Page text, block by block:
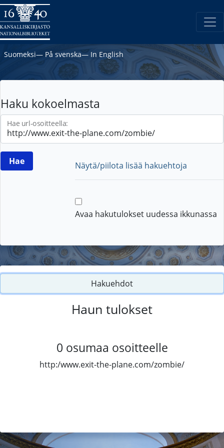
Suomeksi― På svenska― In English
Haku kokoelmasta
Hae url-osoitteella:
Näytä/piilota lisää hakuehtoja
Avaa hakutulokset uudessa ikkunassa
Hakuehdot
Haun tulokset
0 osumaa osoitteelle
http:/www.exit-the-plane.com/zombie/